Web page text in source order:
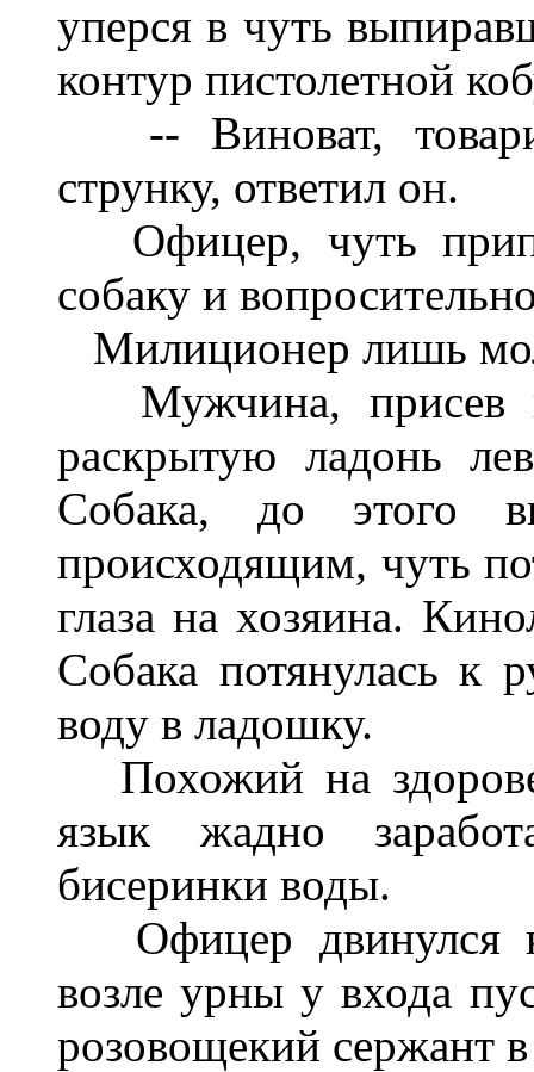
уперся в чуть
контур пистолетной
-- Виноват, товар
струнку, ответил он.
Офицер, чуть
собаку и вопросит
Милиционер лишь
Мужчина, присев
раскрытую ладонь
Собака, до этого
происходящим, чуть
глаза на хозяина.
Собака потянулась к
воду в ладошку.
Похожий на
язык жадно
бисеринки воды.
Офицер двинулся
возле урны у входа
розовощекий сержант